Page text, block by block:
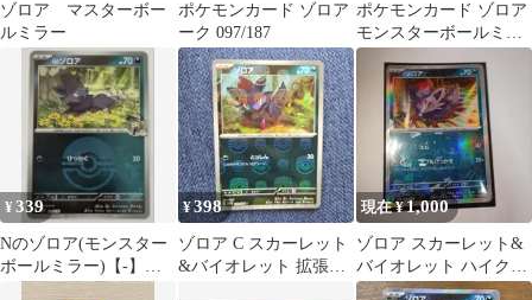
ゾロア マスターボー
ルミラー
ポケモンカード ゾロア
ーク 097/187
ポケモンカード ゾロア
モンスターボールミラ
ー sv11B 058/086
¥339
Nのゾロア(モンスター
ボールミラー)【-】
{111/193} [M2a]
¥398
ゾロア C スカーレット
&バイオレット 拡張パ
現在 ¥1,000
ゾロア スカーレット&
バイオレット ハイクラ
スパック テラスタルフ